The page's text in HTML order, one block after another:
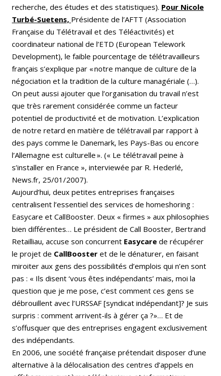
recherche, des études et des statistiques). Pour Nicole
Turbé-Suetens, Présidente de l’AFTT (Association
Française du Télétravail et des Téléactivités) et
coordinateur national de l’ETD (European Telework
Development), le faible pourcentage de télétravailleurs
français s’explique par « notre manque de culture de la
négociation et la tradition de la culture managériale (…).
On peut aussi ajouter que l’organisation du travail n’est
que très rarement considérée comme un facteur
potentiel de productivité et de motivation. L’explication
de notre retard en matière de télétravail par rapport à
des pays comme le Danemark, les Pays-Bas ou encore
l’Allemagne est culturelle ». (« Le télétravail peine à
s’installer en France », interviewée par R. Hederlé,
News.fr, 25/01/2007).
Aujourd’hui, deux petites entreprises françaises
centralisent l’essentiel des services de homeshoring :
Easycare et CallBooster. Deux « firmes » aux philosophies
bien différentes… Le président de Call Booster, Bertrand
Retailliau, accuse son concurrent Easycare de récupérer
le projet de CallBooster et de le dénaturer, en faisant
miroiter aux gens des possibilités d’emplois qui n’en sont
pas : « Ils disent ‘vous êtes indépendants’ mais, moi la
question que je me pose, c’est comment ces gens se
débrouillent avec l’URSSAF [syndicat indépendant]? Je suis
surpris : comment arrivent-ils à gérer ça ?»… Et de
s’offusquer que des entreprises engagent exclusivement
des indépendants.
En 2006, une société française prétendait disposer d’une
alternative à la délocalisation des centres d’appels en